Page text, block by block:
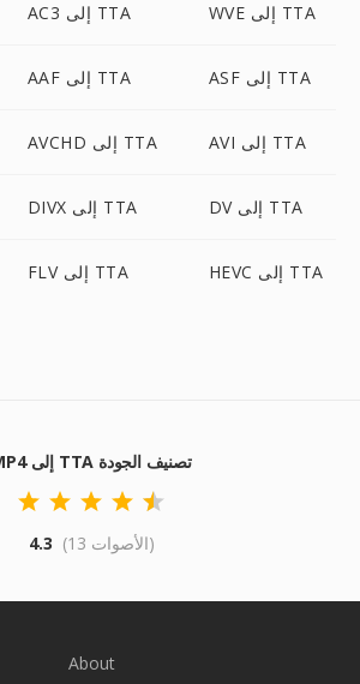
AC3 إلى TTA WVE إلى TTA
AAF إلى TTA ASF إلى TTA
AVCHD إلى TTA AVI إلى TTA
DIVX إلى TTA DV إلى TTA
FLV إلى TTA HEVC إلى TTA
MP4 إلى TTA تصنيف الجودة
4.3 (13 الأصوات)
About